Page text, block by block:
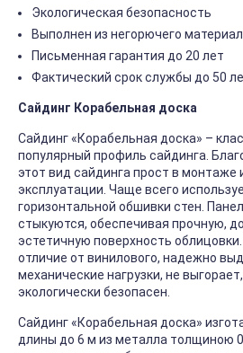
Экологическая безопасность
Выполнен из негорючего
Письменная гарантия до 20 лет
Фактический срок службы до 50 ле
Сайдинг Корабельная доска
Сайдинг «Корабельная доска» –
популярный профиль сайдинга.
этот вид сайдинга прост в монтаже
эксплуатации. Чаще всего
горизонтальной обшивки стен.
стыкуются, обеспечивая прочную,
эстетичную поверхность
отличие от винилового, надежно
механические нагрузки, не
экологически безопасен.
Сайдинг «Корабельная доска»
длины до 6 м из металла толщиною